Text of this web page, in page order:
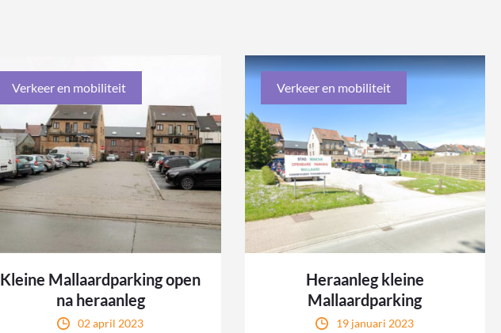
Verkeer en mobiliteit
Kleine Mallaardparking open
na heraanleg
02 april 2023
Verkeer en mobiliteit
Heraanleg kleine
Mallaardparking
19 januari 2023